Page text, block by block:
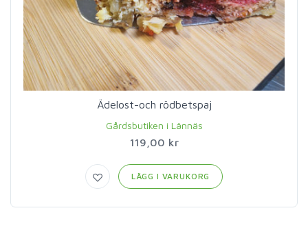
Ädelost-och rödbetspaj
Gårdsbutiken i Lännäs
119,00 kr
LÄGG I VARUKORG